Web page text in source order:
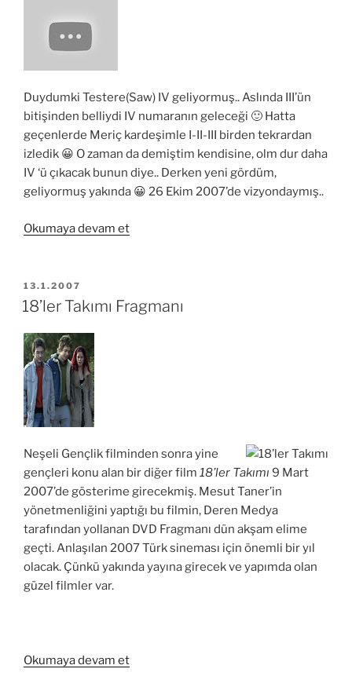
Duydumki Testere(Saw) IV geliyormuş.. Aslında III’ün
bitişinden belliydi IV numaranın geleceği 🙂 Hatta
geçenlerde Meriç kardeşimle I-II-III birden tekrardan
izledik 😀 O zaman da demiştim kendisine, olm dur daha
IV ‘ü çıkacak bunun diye.. Derken yeni gördüm,
geliyormuş yakında 😀 26 Ekim 2007’de vizyondaymış..
Okumaya devam et“Saw
YAYIM
TARIHI
13.1.2007
18’ler Takımı Fragmanı
Neşeli Gençlik filminden sonra yine
gençleri konu alan bir diğer film 18’ler Takımı 9 Mart
2007’de gösterime girecekmiş. Mesut Taner’in
yönetmenliğini yaptığı bu filmin, Deren Medya
tarafından yollanan DVD Fragmanı dün akşam elime
geçti. Anlaşılan 2007 Türk sineması için önemli bir yıl
olacak. Çünkü yakında yayına girecek ve yapımda olan
güzel filmler var.
Okumaya devam et“18’ler